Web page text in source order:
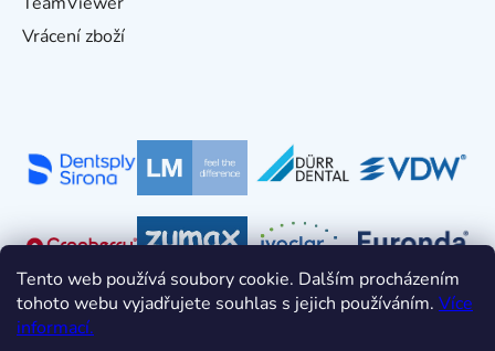
Tento web používá soubory cookie. Dalším procházením
tohoto webu vyjadřujete souhlas s jejich používáním. Více
informací.
Vrácení zboží